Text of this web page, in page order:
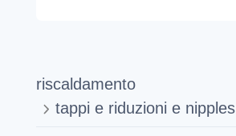
riscaldamento
tappi e riduzioni e nipples